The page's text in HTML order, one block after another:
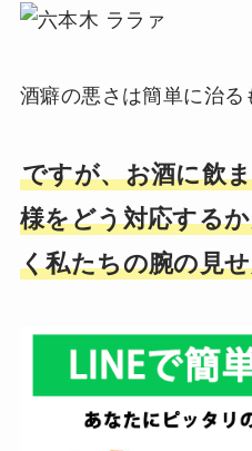
酒癖の悪さは簡単に治る
ですが、お酒に飲
様をどう対応する
く私たちの腕の見